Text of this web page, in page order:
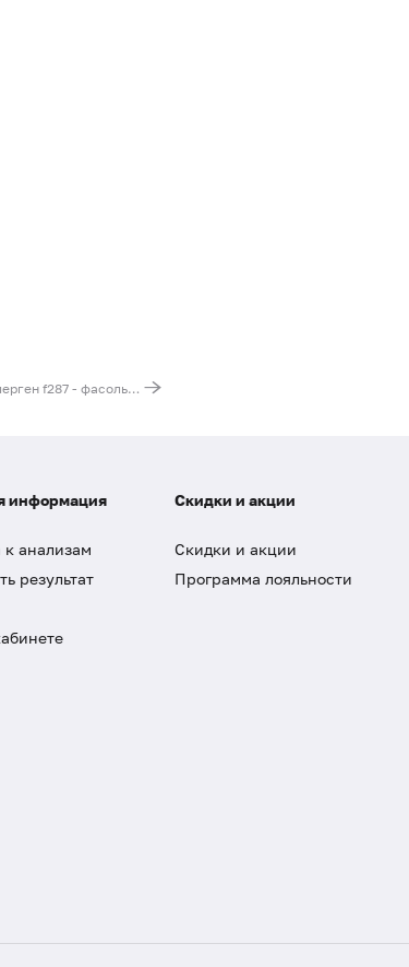
Аллерген f287 - фасоль красная, IgE
информация
к анализам
результат
Скидки и акции
Скидки и акции
Программа лояльности